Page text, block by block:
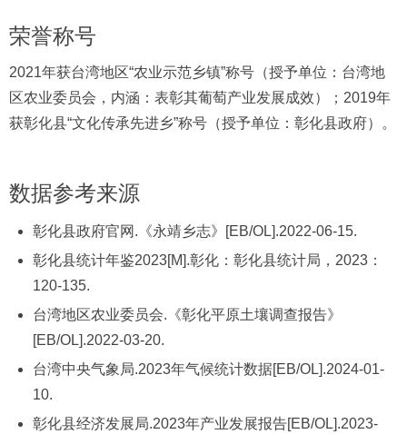
荣誉称号
2021年获台湾地区“农业示范乡镇”称号（授予单位：台湾地
区农业委员会，内涵：表彰其葡萄产业发展成效）；2019年
获彰化县“文化传承先进乡”称号（授予单位：彰化县政府）。
数据参考来源
彰化县政府官网.《永靖乡志》[EB/OL].2022-06-15.
彰化县统计年鉴2023[M].彰化：彰化县统计局，2023：
120-135.
台湾地区农业委员会.《彰化平原土壤调查报告》
[EB/OL].2022-03-20.
台湾中央气象局.2023年气候统计数据[EB/OL].2024-01-
10.
彰化县经济发展局.2023年产业发展报告[EB/OL].2023-